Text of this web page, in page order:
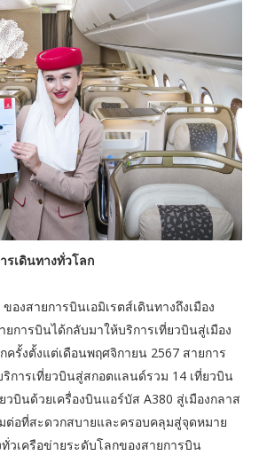
รเดินทางทั่วโลก
ของสายการบินเอมิเรตส์เดินทางถึงเมือง
ยการบินได้กลับมาให้บริการเที่ยวบินสู่เมือง
รั้งตั้งแต่เดือนพฤศจิกายน 2567 สายการ
การเที่ยวบินสู่สกอตแลนด์รวม 14 เที่ยวบิน
วบินด้วยเครื่องบินแอร์บัส A380 สู่เมืองกลาส
ต่อที่สะดวกสบายและครอบคลุมสู่จุดหมาย
วเครือข่ายระดับโลกของสายการบิน